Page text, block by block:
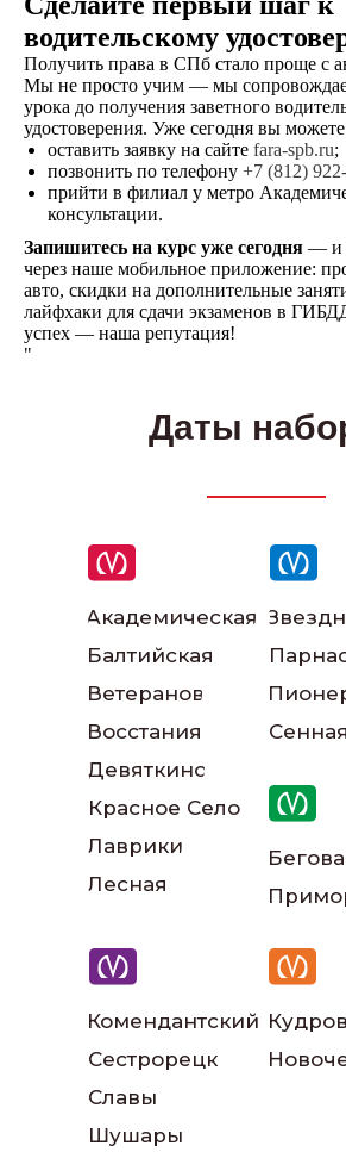
водительскому
Получить права в СПб стало проще с
Мы не просто учим — мы
урока до получения заветного
удостоверения. Уже сегодня вы
оставить заявку на сайте fara-spb.ru;
позвонить по телефону +7 (812)
прийти в филиал у метро
консультации.
Запишитесь на курс уже сегодня — и
через наше мобильное приложение:
авто, скидки на дополнительные
лайфхаки для сдачи экзаменов в
успех — наша репутация!
"
Даты
Академическая
Балтийская
Ветеранов
Восстания
Девяткино
Лаврики
Лесная
Сенная
Славы
Сестрорецк
Шушары
Комендантский
Красное Село
Написать в ВКонтакте
Написать в телеграм
Наши инструкторы
Читать больше отзывов: